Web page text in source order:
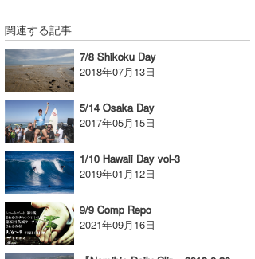
関連する記事
7/8 Shikoku Day
2018年07月13日
5/14 Osaka Day
2017年05月15日
1/10 Hawaii Day vol-3
2019年01月12日
9/9 Comp Repo
2021年09月16日